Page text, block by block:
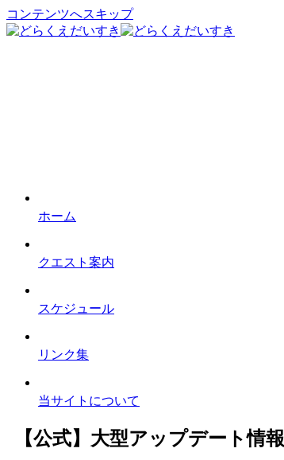
コンテンツへスキップ
ホーム
クエスト案内
スケジュール
リンク集
当サイトについて
【公式】大型アップデート情